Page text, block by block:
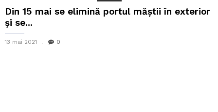
Din 15 mai se elimină portul măștii în exterior
şi se...
13 mai 2021 0